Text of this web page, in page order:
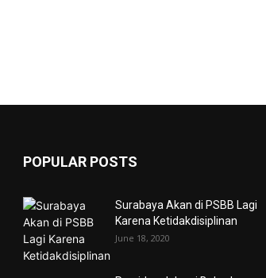
POPULAR POSTS
Surabaya Akan di PSBB Lagi
Karena Ketidakdisiplinan
June 18, 2020